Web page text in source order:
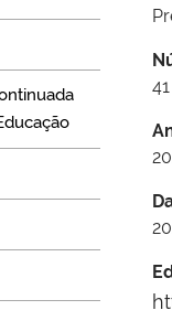
41